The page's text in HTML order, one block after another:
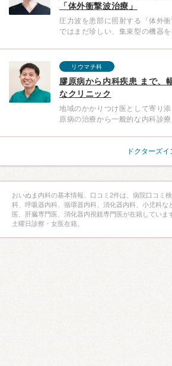
「体外衝撃波治療」
圧力波を患部に照射する「体外
ではまだ珍しい、集束型の機器を
リウマチ科
膠原病から内科疾患 まで、
なクリニック
地域のかかりつけ医として寄り
原病の治療から一般的な内科診療
ドクターズ
おいぬま内科の基本情報、口コミ2件は、病院口コミ
科、呼吸器内科、循環器内科、消化器内科、小児科な
医、肝臓専門医、消化器内視鏡専門医が在籍していま
土曜日診察・女医在籍。